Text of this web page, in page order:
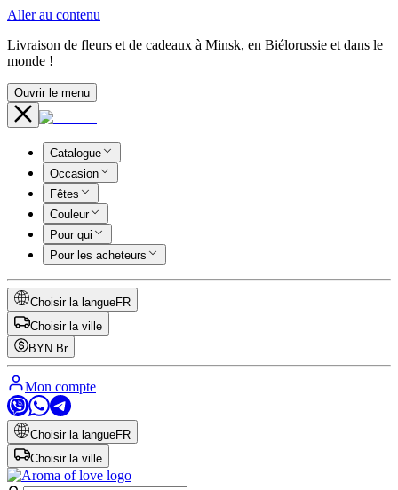
Aller au contenu
Livraison de fleurs et de cadeaux à Minsk, en Biélorussie et dans le
monde !
Ouvrir le menu
Catalogue
Occasion
Fêtes
Couleur
Pour qui
Pour les acheteurs
Choisir la langueFR
Choisir la ville
BYN Br
Mon compte
Choisir la langueFR
Choisir la ville